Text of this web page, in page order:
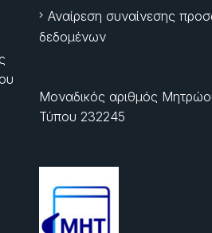
Αναίρεση συναίνεσης
δεδομένων
Μοναδικός αριθμός
Τύπου 232245